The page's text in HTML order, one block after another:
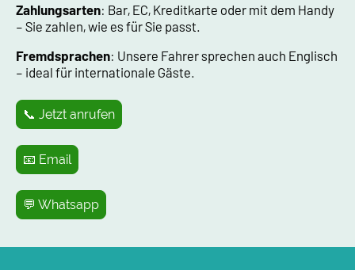
Zahlungsarten: Bar, EC, Kreditkarte oder mit dem Handy
– Sie zahlen, wie es für Sie passt.
Fremdsprachen: Unsere Fahrer sprechen auch Englisch
– ideal für internationale Gäste.
📞 Jetzt anrufen
📧 Email
💬 Whatsapp